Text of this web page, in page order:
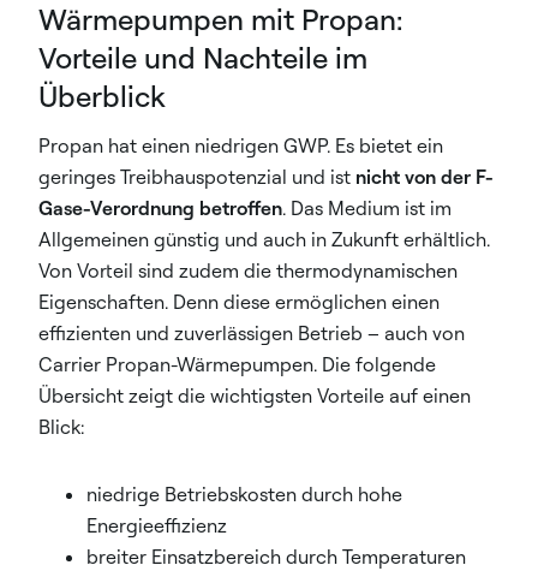
Wärmepumpen mit Propan:
Vorteile und Nachteile im
Überblick
Propan hat einen niedrigen GWP. Es bietet ein
geringes Treibhauspotenzial und ist nicht von der F-
Gase-Verordnung betroffen. Das Medium ist im
Allgemeinen günstig und auch in Zukunft erhältlich.
Von Vorteil sind zudem die thermodynamischen
Eigenschaften. Denn diese ermöglichen einen
effizienten und zuverlässigen Betrieb – auch von
Carrier Propan-Wärmepumpen. Die folgende
Übersicht zeigt die wichtigsten Vorteile auf einen
Blick:
niedrige Betriebskosten durch hohe
Energieeffizienz
breiter Einsatzbereich durch Temperaturen